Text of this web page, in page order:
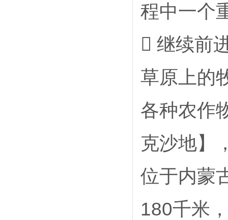
程中一个
 继续前
草原上的
各种农作
克沙地】
位于内蒙
180千米